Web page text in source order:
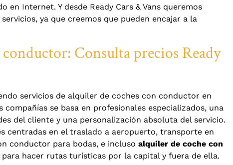
en Internet. Y desde Ready Cars & Vans queremos
ya que creemos que pueden encajar a la
Consulta precios Ready
servicios de alquiler de coches con conductor en
se basa en profesionales especializados, una
del cliente y una personalización absoluta del servicio.
centradas en el traslado a aeropuerto, transporte en
conductor para bodas, e incluso alquiler de coche con
para hacer rutas turísticas por la capital y fuera de ella.